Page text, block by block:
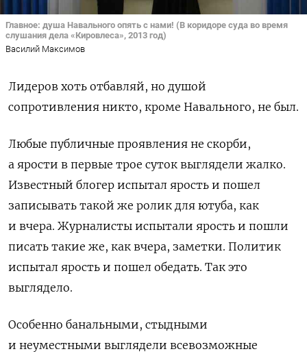
Главное: душа Навального опять с нами! (В коридоре суда во время
слушания дела «Кировлеса», 2013 год)
Василий Максимов
Лидеров хоть отбавляй, но душой
сопротивления никто, кроме Навального, не был.
Любые публичные проявления не скорби,
а ярости в первые трое суток выглядели жалко.
Известный блогер испытал ярость и пошел
записывать такой же ролик для ютуба, как
и вчера. Журналисты испытали ярость и пошли
писать такие же, как вчера, заметки. Политик
испытал ярость и пошел обедать. Так это
выглядело.
Особенно банальными, стыдными
и неуместными выглядели всевозможные